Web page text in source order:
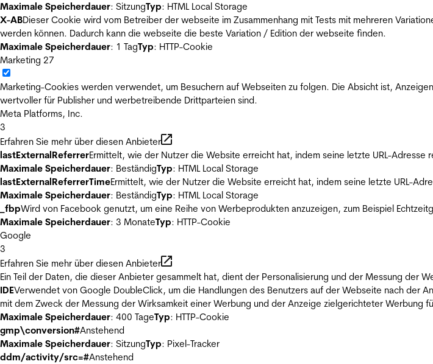
Maximale Speicherdauer: SitzungTyp: HTML Local Storage
X-ABDieser Cookie wird vom Betreiber der webseite im Zusammenhang mit Tests mit mehreren
werden können. Dadurch kann die webseite die beste Variation / Edition der webseite finden.
Maximale Speicherdauer: 1 TagTyp: HTTP-Cookie
Marketing 27
Marketing-Cookies werden verwendet, um Besuchern auf Webseiten zu folgen. Die Absicht ist,
wertvoller für Publisher und werbetreibende Drittparteien sind.
Meta Platforms, Inc.
3
Erfahren Sie mehr über diesen Anbieter
lastExternalReferrerErmittelt, wie der Nutzer die Website erreicht hat, indem seine letzte URL-Adresse
Maximale Speicherdauer: BeständigTyp: HTML Local Storage
lastExternalReferrerTimeErmittelt, wie der Nutzer die Website erreicht hat, indem seine letzte URL-
Maximale Speicherdauer: BeständigTyp: HTML Local Storage
_fbpWird von Facebook genutzt, um eine Reihe von Werbeprodukten anzuzeigen, zum Beispiel
Maximale Speicherdauer: 3 MonateTyp: HTTP-Cookie
Google
3
Erfahren Sie mehr über diesen Anbieter
Ein Teil der Daten, die dieser Anbieter gesammelt hat, dient der Personalisierung und der Messung der
IDEVerwendet von Google DoubleClick, um die Handlungen des Benutzers auf der Webseite nach der
mit dem Zweck der Messung der Wirksamkeit einer Werbung und der Anzeige zielgerichteter Werbung
Maximale Speicherdauer: 400 TageTyp: HTTP-Cookie
gmp\conversion#Anstehend
Maximale Speicherdauer: SitzungTyp: Pixel-Tracker
ddm/activity/src=#Anstehend